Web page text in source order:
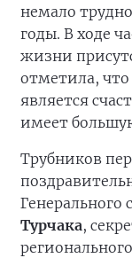
немало
годы. В ходе
жизни
отметила, что
является
имеет
Трубников
Генерального
Турчака,